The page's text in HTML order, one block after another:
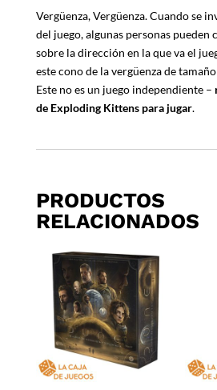
Vergüenza, Vergüenza. Cuando se
del juego, algunas personas
sobre la dirección en la que va el
este cono de la vergüenza de
Este no es un juego independiente –
de Exploding Kittens para jugar.
PRODUCTOS
RELACIONADOS